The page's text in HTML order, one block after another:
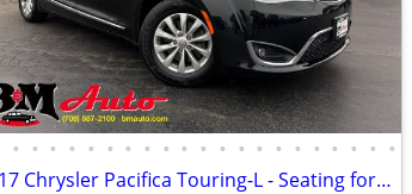
• • • • • • • • • • • • • • • • • • • • •
2017 Chrysler Pacifica Touring-L - Seating for 7 - New tires!